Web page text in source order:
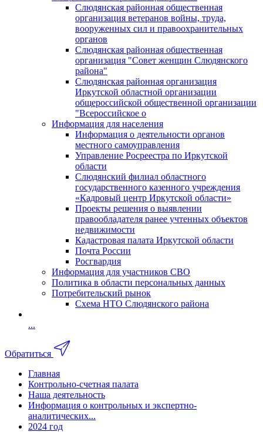
Слюдянская районная общественная
организация ветеранов войны, труда,
вооруженных сил и правоохранительных
органов
Слюдянская районная общественная
организация "Совет женщин Слюдянского
района"
Слюдянская районная организация
Иркутской областной организации
общероссийской общественной организации
"Всероссийское о
Информация для населения
Информация о деятельности органов
местного самоуправления
Управление Росреестра по Иркутской
области
Слюдянский филиал областного
государственного казенного учреждения
«Кадровый центр Иркутской области»
Проекты решения о выявлении
правообладателя ранее учтенных объектов
недвижимости
Кадастровая палата Иркутской области
Почта России
Росгвардия
Информация для участников СВО
Политика в области персональных данных
Потребительский рынок
Схема НТО Слюдянского района
...
Обратиться
Главная
Контрольно-счетная палата
Наша деятельность
Информация о контрольных и экспертно-
аналитических...
2024 год